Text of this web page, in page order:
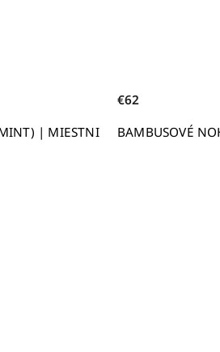
| MIESTNI
BAMBUSOVÉ
€62